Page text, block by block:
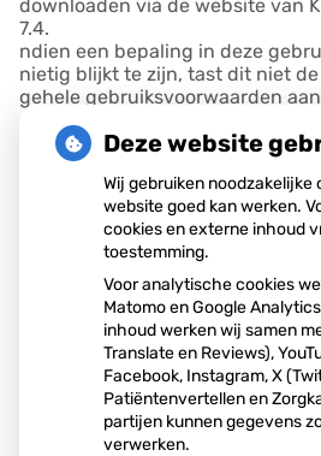
downloaden via de website van
7.4.
ndien een bepaling in deze
nietig blijkt te zijn, tast dit niet
gehele gebruiksvoorwaarden
geval ter vervanging (een)
vaststellen, waarmee zoveel als
aan de bedoeling van de
gestalte wordt gegeven.
Huisartsenpraktijk
rechten en verplichtingen uit de
dragen aan een derde die de
bedrijfsactiviteit van haar
Afwijkingen van deze
bindend indien deze door
Noordscheschut schriftelijk zijn
Vragen die ontstaan zijn na het
Deze website
Wij gebruiken noodzakelijke
website goed kan werken.
cookies en externe inhoud
toestemming.
Voor analytische cookies
Matomo en Google
inhoud werken wij samen
Translate en Reviews),
Facebook, Instagram, X
Patiëntenvertellen en
partijen kunnen gegevens
verwerken.